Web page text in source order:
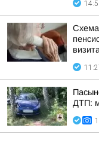
Схема
ДТП: